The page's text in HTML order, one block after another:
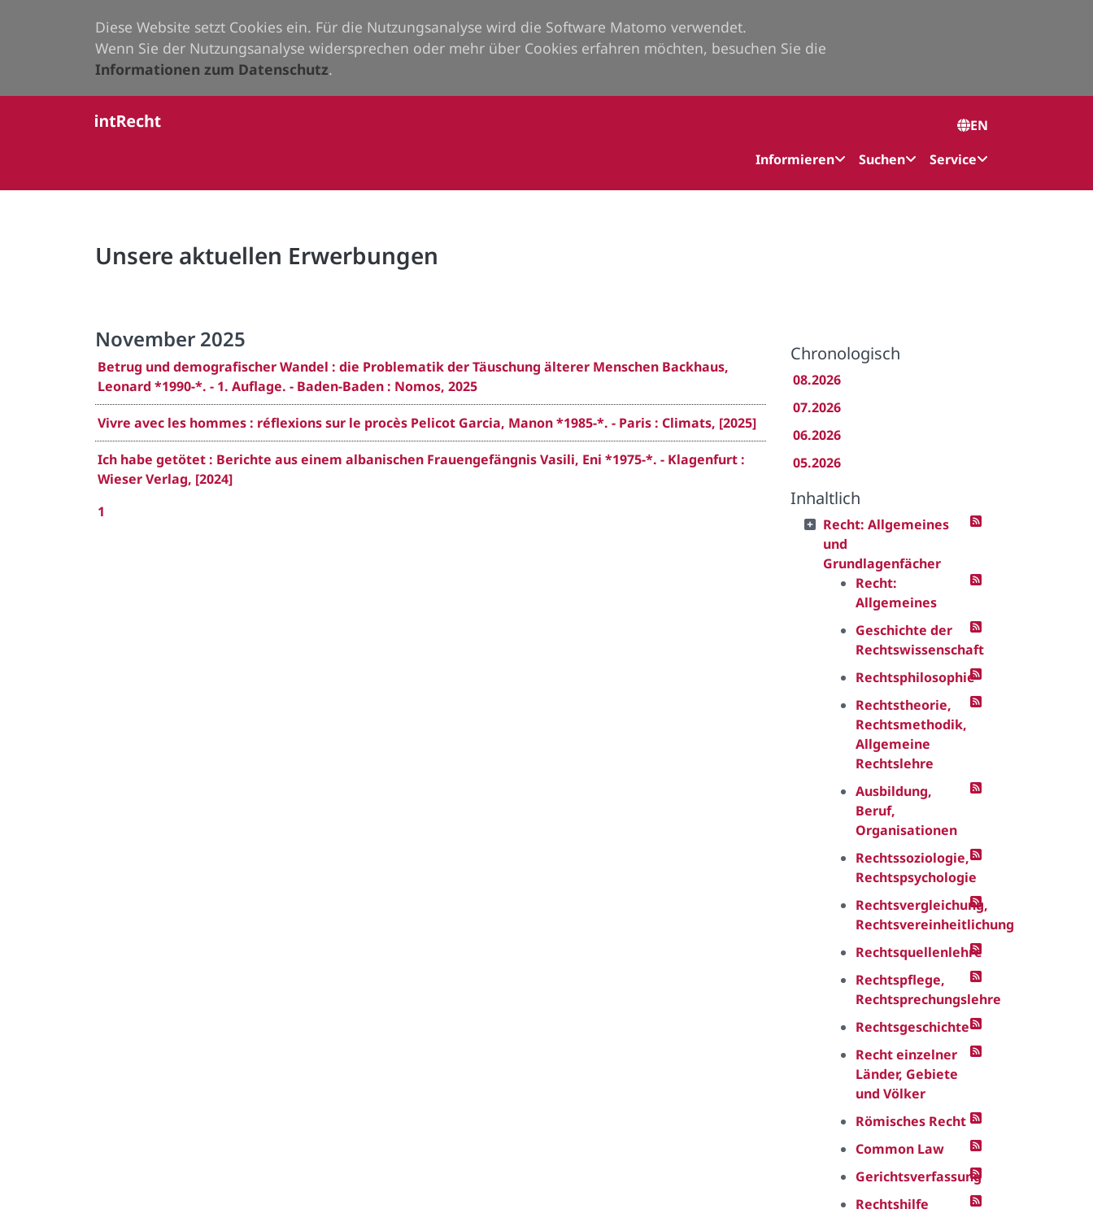
Diese Website setzt Cookies ein. Für die Nutzungsanalyse wird die Software Matomo verwendet.
Wenn Sie der Nutzungsanalyse widersprechen oder mehr über Cookies erfahren möchten, besuchen Sie die
Informationen zum Datenschutz.
EN
Informieren
Suchen Service
Unsere aktuellen Erwerbungen
November 2025
Betrug und demografischer Wandel : die Problematik der Täuschung älterer Menschen Backhaus,
Leonard *1990-*. - 1. Auflage. - Baden-Baden : Nomos, 2025
Vivre avec les hommes : réflexions sur le procès Pelicot Garcia, Manon *1985-*. - Paris : Climats, [2025]
Ich habe getötet : Berichte aus einem albanischen Frauengefängnis Vasili, Eni *1975-*. - Klagenfurt :
Wieser Verlag, [2024]
1
Chronologisch
08.2026
07.2026
06.2026
05.2026
Inhaltlich
Recht: Allgemeines
und
Grundlagenfächer
Recht:
Allgemeines
Geschichte der
Rechtswissenschaft
Rechtsphilosophie
Rechtstheorie,
Rechtsmethodik,
Allgemeine
Rechtslehre
Ausbildung,
Beruf,
Organisationen
Rechtssoziologie,
Rechtspsychologie
Rechtsvergleichung,
Rechtsvereinheitlichung
Rechtsquellenlehre
Rechtspflege,
Rechtsprechungslehre
Rechtsgeschichte
Recht einzelner
Länder, Gebiete
und Völker
Römisches Recht
Common Law
Gerichtsverfassung
Rechtshilfe